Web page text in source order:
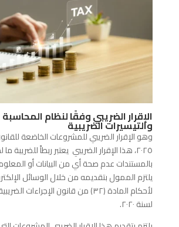
الإقرار الضريبي وفقًا لنظام
والتيسيرات الضريبية
٢٠٢٥، هذا الإقرار الضريبي يعتبر ربطاً للضريبة
بالمستندات عدم صحة أي من البيانات أو
يلتزم الممول بتقديمه من خلال الوسائل
لسنة ٢٠٢٠.